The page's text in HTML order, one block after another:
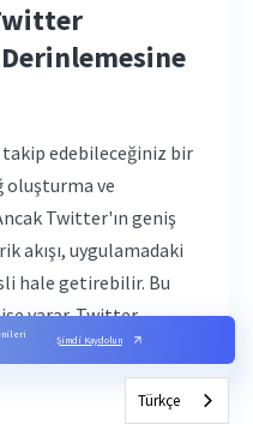
Şimdi Kaydolun
edebileceğiniz bir
oluşturma ve
Twitter'ın geniş
akışı, uygulamadaki
hale getirebilir. Bu
yarar. Twitter
araçlardır ...
Türkçe